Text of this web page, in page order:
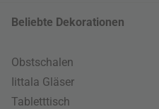
Beliebte Dekorationen
Obstschalen
Iittala Gläser
Tabletttisch